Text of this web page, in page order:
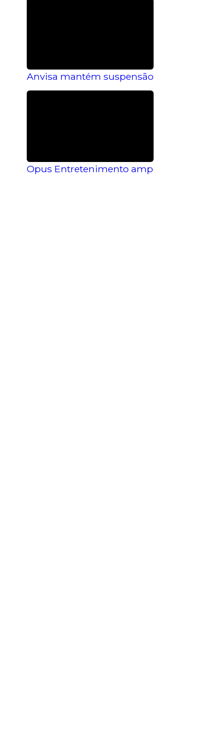
Anvisa mantém suspensão de
Opus Entretenimento amplia o